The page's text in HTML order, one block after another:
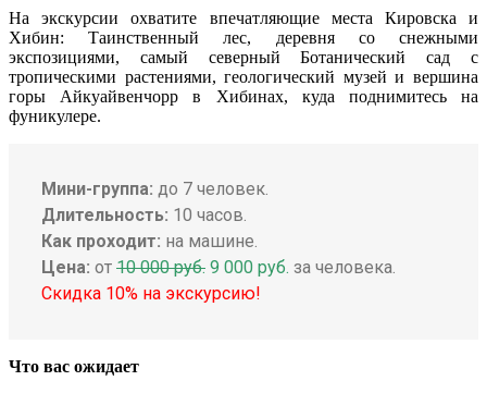
На экскурсии охватите впечатляющие места Кировска и
Хибин: Таинственный лес, деревня со снежными
экспозициями, самый северный Ботанический сад с
тропическими растениями, геологический музей и вершина
горы Айкуайвенчорр в Хибинах, куда поднимитесь на
фуникулере.
Мини-группа: до 7 человек.
Длительность: 10 часов.
Как проходит: на машине.
Цена: от 10 000 руб. 9 000 руб. за человека.
Скидка 10% на экскурсию!
Что вас ожидает